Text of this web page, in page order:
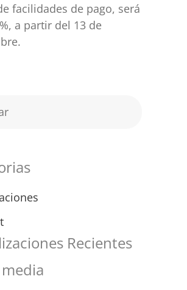
facilidades de pago, será
a partir del 13 de
Recientes